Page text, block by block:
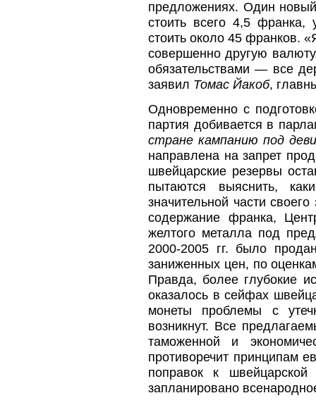
предложениях. Один
стоить всего 4,5 франка,
стоить около 45 франков.
совершенно другую
обязательствами — все
заявил Томас Йакоб,
Одновременно с
партия добивается в
стране кампанию под
направлена на запрет
швейцарские резервы
пытаются выяснить,
значительной части
содержание франка,
желтого металла под
2000-2005 гг. было
заниженных цен, по
Правда, более глубокие
оказалось в сейфах
монеты проблемы с
возникнут. Все
таможенной и
противоречит принципам
поправок к швейцарской
запланировано